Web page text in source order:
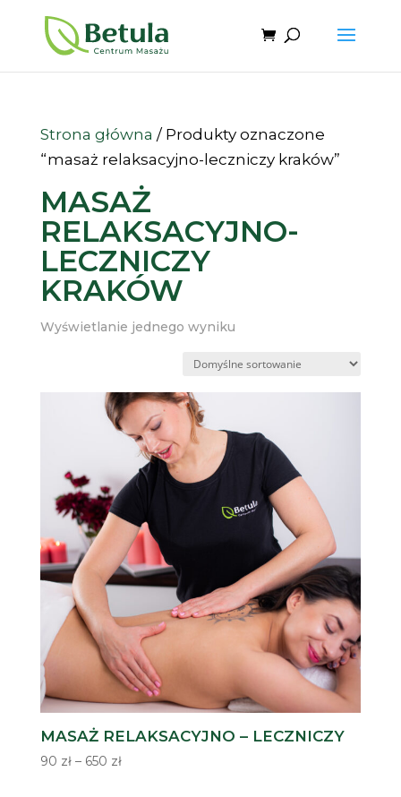
Strona główna / Produkty oznaczone
“masaż relaksacyjno-leczniczy kraków”
MASAŻ
RELAKSACYJNO-
LECZNICZY
KRAKÓW
Wyświetlanie jednego wyniku
MASAŻ RELAKSACYJNO – LECZNICZY
90 zł – 650 złZakres